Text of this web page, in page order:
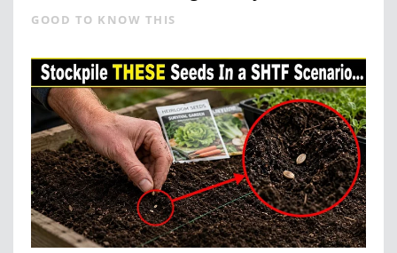
GOOD TO KNOW THIS